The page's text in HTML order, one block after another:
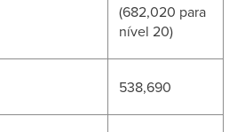
(682,020 para
nível 20)
538,690